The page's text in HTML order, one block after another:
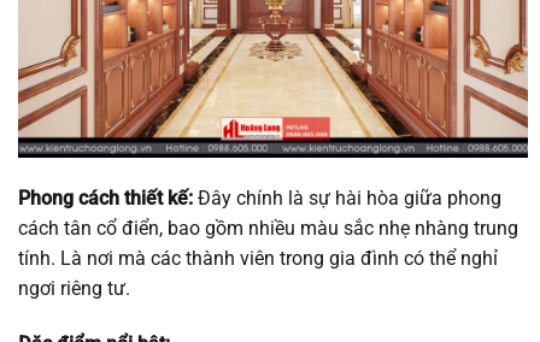
Phong cách thiết kế: Đây chính là sự hài hòa giữa phong
cách tân cổ điển, bao gồm nhiều màu sắc nhẹ nhàng trung
tính. Là nơi mà các thành viên trong gia đình có thể nghỉ
ngơi riêng tư.